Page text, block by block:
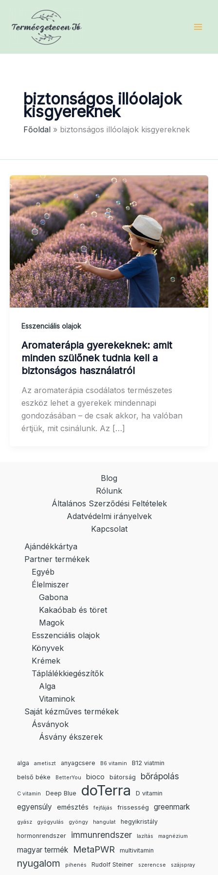
content
biztonságos illóolajok
kisgyereknek
Főoldal biztonságos illóolajok kisgyereknek
Esszenciális olajok
Aromaterápia gyerekeknek: amit
minden szülőnek tudnia kell a
biztonságos használatról
Az aromaterápia csodálatos természetes
eszköz lehet a gyerekek mindennapi
gondozásában – de csak akkor, ha valóban
értjük, mit csinálunk. Az […]
Blog
Rólunk
Általános Szerződési Feltételek
Adatvédelmi irányelvek
Kapcsolat
Ajándékkártya
Partner termékek
Egyéb
Élelmiszer
Gabona
Kakaóbab és töret
Magok
Esszenciális olajok
Könyvek
Krémek
Táplálékkiegészítők
Alga
Vitaminok
Saját kézműves termékek
Ásványok
Ásvány ékszerek
alga ametiszt anyagcsere B6 vitamin
B12 viatmin
belső béke
BetterYou bioco bátorság bőrápolás
C vitamin Deep Blue doTerra D vitamin
egyensúly emésztés fejfájás frissesség greenmark
gyász gyógyulás gyöngy hangulat
hegyikristály
hormonrendszer
immunrendszer lazítás magnézium
magyar termék MetaPWR multivitamin
nyugalom pihenés Rudolf Steiner szerencse szájspray